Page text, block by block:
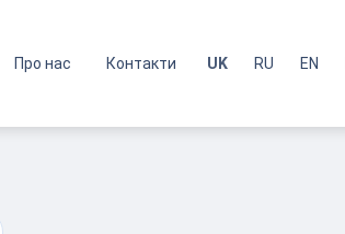
Про нас Контакти UK RU EN